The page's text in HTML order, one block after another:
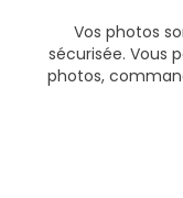
Vos photos
sécurisée. Vous
photos,